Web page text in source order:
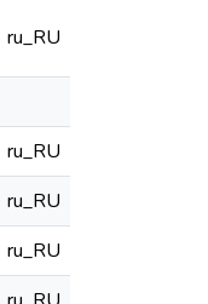
ru_RU
ru_RU
ru_RU
ru_RU